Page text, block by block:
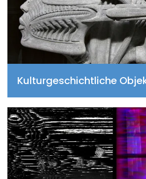
Kultur­geschichtliche